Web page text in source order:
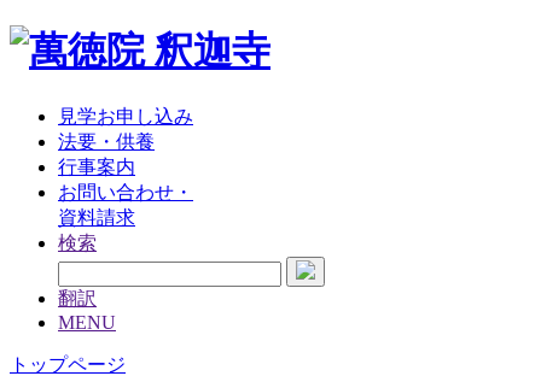
見学お申し込み
法要・供養
行事案内
お問い合わせ・
資料請求
検索
翻訳
MENU
トップページ